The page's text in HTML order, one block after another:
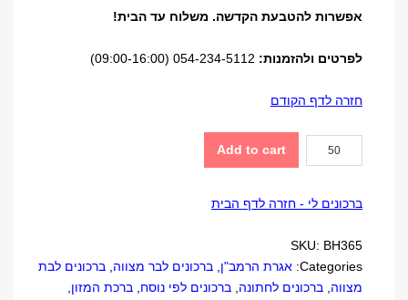
אפשרות להטבעת הקדשה. משלוח עד הבית!
לפרטים ולהזמנות:054-234-5112 (09:00-16:00)
חזרה לדף הקודם
quantity
Add to cart
ברכונים לי - חזרה לדף הבית
SKU:BH365
Categories: אגרת הרמב"ן,ברכונים לבר מצווה,ברכונים לבת
מצווה,ברכונים לחתונה,ברכונים לפי נוסח,ברכת המזון ,